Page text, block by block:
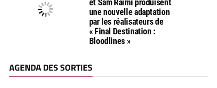
et Sam Raimi produisent
une nouvelle adaptation
par les réalisateurs de
« Final Destination :
Bloodlines »
AGENDA DES SORTIES